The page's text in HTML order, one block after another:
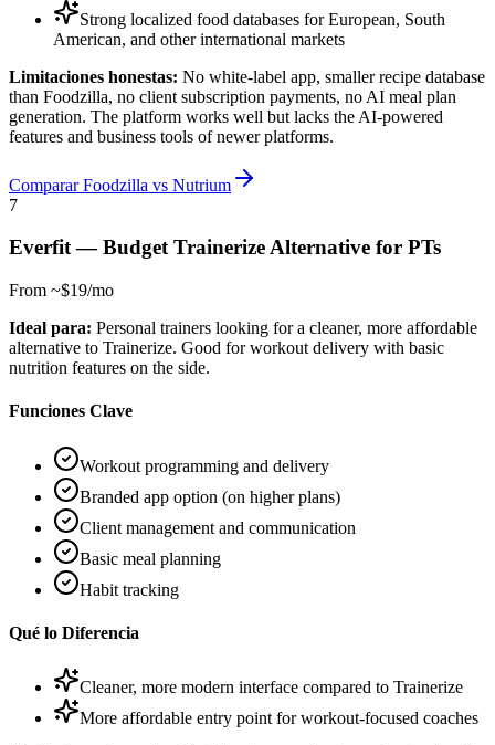
Strong localized food databases for European, South
American, and other international markets
Limitaciones honestas: No white-label app, smaller recipe database
than Foodzilla, no client subscription payments, no AI meal plan
generation. The platform works well but lacks the AI-powered
features and business tools of newer platforms.
Comparar Foodzilla vs Nutrium
7
Everfit —Budget Trainerize Alternative for PTs
From ~$19/mo
Ideal para: Personal trainers looking for a cleaner, more affordable
alternative to Trainerize. Good for workout delivery with basic
nutrition features on the side.
Funciones Clave
Workout programming and delivery
Branded app option (on higher plans)
Client management and communication
Basic meal planning
Habit tracking
Qué lo Diferencia
Cleaner, more modern interface compared to Trainerize
More affordable entry point for workout-focused coaches